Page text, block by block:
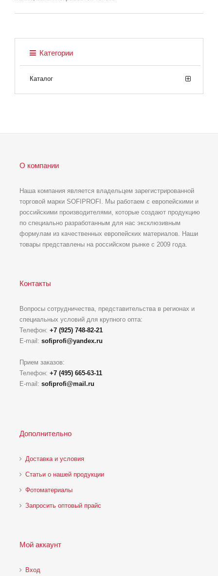
Категории
Каталог
О компании
Наша компания является владельцем зарегистрированной
торговой марки SOFIPROFI. Мы работаем с европейскими и
российскими производителями, которые создают продукцию
по специально разработанным для нас эксклюзивным
формулам из качественных европейских материалов. Наши
товары представлены на российском рынке с 2009 года.
Контакты
Вопросы сотрудничества, представительства в регионах и
специальных условий для крупного опта:
Телефон: +7 (925) 748-82-21
E-mail: sofiprofi@yandex.ru
Прием заказов:
Телефон: +7 (495) 665-63-11
E-mail: sofiprofi@mail.ru
Дополнительно
Доставка и условия
Статьи о нашей продукции
Фотоматериалы
Запросить оптовый прайс
Мой аккаунт
Вход